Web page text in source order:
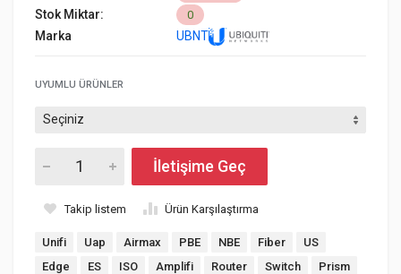
Stok Miktar: 0
Marka UBNT
UYUMLU ÜRÜNLER
İletişime Geç
Takip listem Ürün Karşılaştırma
Unifi Uap Airmax PBE NBE Fiber
US
Edge
ES ISO Amplifi Router Switch Prism